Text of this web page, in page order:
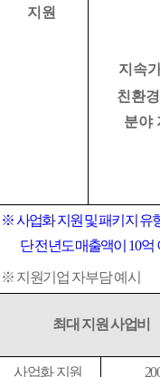
지원
지속
친환
분야
※사업화 지원 및 패키지 유
단전년도 매출액이 10억
※ 지원기업 자부담 예시
최대 지원 사업비
사업화 지원